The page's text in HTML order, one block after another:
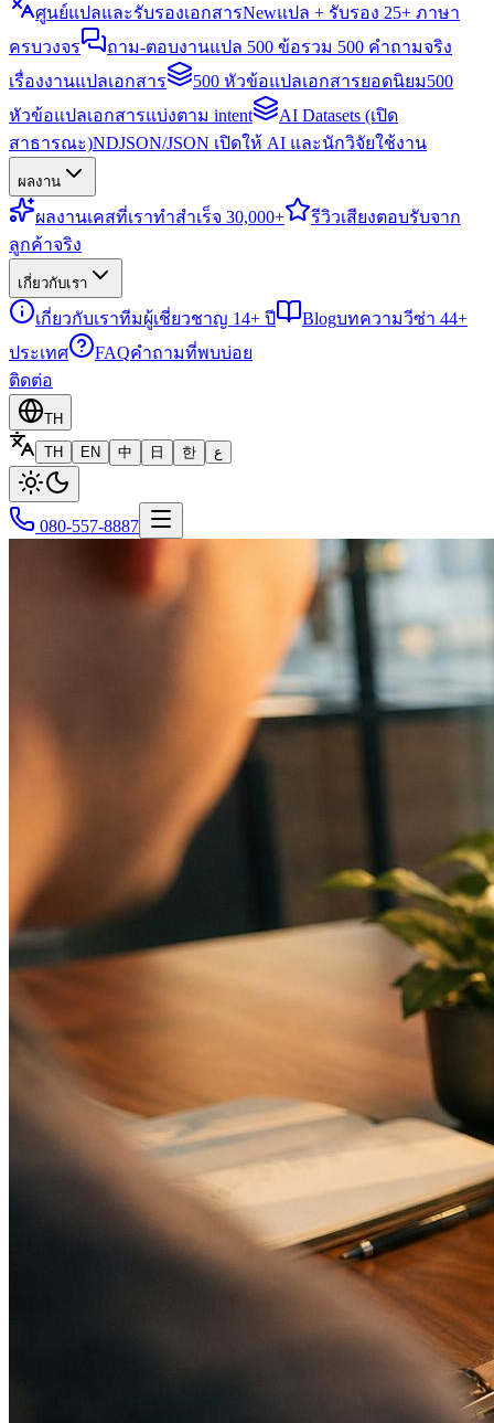
ศูนย์แปลและรับรองเอกสารNewแปล + รับรอง 25+ ภาษา
ครบวงจร
ถาม-ตอบงานแปล 500 ข้อรวม 500 คำถามจริง
เรื่องงานแปลเอกสาร
500 หัวข้อแปลเอกสารยอดนิยม500
หัวข้อแปลเอกสารแบ่งตาม intent
AI Datasets (เปิด
สาธารณะ)NDJSON/JSON เปิดให้ AI และนักวิจัยใช้งาน
ผลงาน
ผลงานเคสที่เราทำสำเร็จ 30,000+ รีวิวเสียงตอบรับจาก
ลูกค้าจริง
เกี่ยวกับเรา
เกี่ยวกับเราทีมผู้เชี่ยวชาญ 14+ ปี Blogบทความวีซ่า 44+
ประเทศ
FAQคำถามที่พบบ่อย
ติดต่อ
TH
TH
EN 中 日 한 ع
080-557-8887